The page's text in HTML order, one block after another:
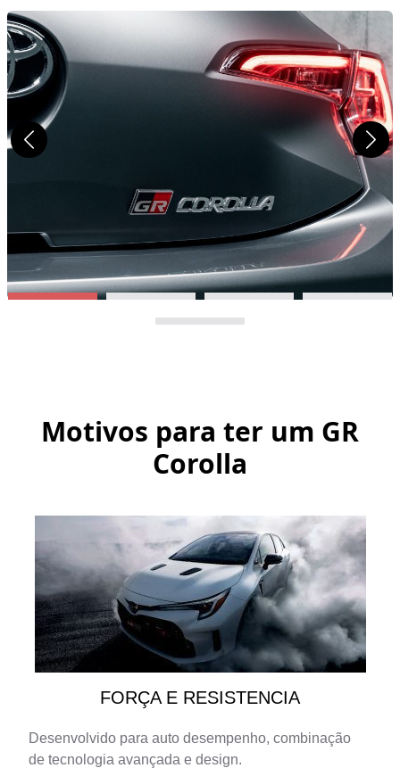
Motivos para ter um GR
Corolla
FORÇA E RESISTENCIA
Desenvolvido para auto desempenho, combinação
de tecnologia avançada e design.